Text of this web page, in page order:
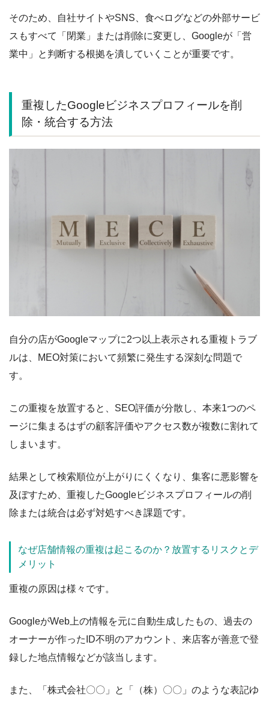
そのため、自社サイトやSNS、食べログなどの外部サービ
スもすべて「閉業」または削除に変更し、Googleが「営
業中」と判断する根拠を潰していくことが重要です。
重複したGoogleビジネスプロフィールを削
除・統合する方法
自分の店がGoogleマップに2つ以上表示される重複トラブ
ルは、MEO対策において頻繁に発生する深刻な問題で
す。
この重複を放置すると、SEO評価が分散し、本来1つのペ
ージに集まるはずの顧客評価やアクセス数が複数に割れて
しまいます。
結果として検索順位が上がりにくくなり、集客に悪影響を
及ぼすため、重複したGoogleビジネスプロフィールの削
除または統合は必ず対処すべき課題です。
なぜ店舗情報の重複は起こるのか？放置するリスクとデ
メリット
重複の原因は様々です。
GoogleがWeb上の情報を元に自動生成したもの、過去の
オーナーが作ったID不明のアカウント、来店客が善意で登
録した地点情報などが該当します。
また、「株式会社〇〇」と「（株）〇〇」のような表記ゆ